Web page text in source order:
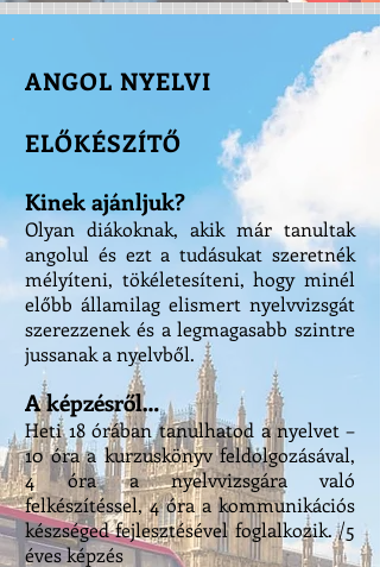
ANGOL NYELVI
ELŐKÉSZÍTŐ
Kinek ajánljuk?
Olyan diákoknak, akik már tanultak
angolul és ezt a tudásukat szeretnék
mélyíteni, tökéletesíteni, hogy minél
előbb államilag elismert nyelvvizsgát
szerezzenek és a legmagasabb szintre
jussanak a nyelvből.
A képzésről…
Heti 18 órában tanulhatod a nyelvet –
10 óra a kurzuskönyv feldolgozásával,
4 óra a nyelvvizsgára való
felkészítéssel, 4 óra a kommunikációs
készséged fejlesztésével foglalkozik. /5
éves képzés